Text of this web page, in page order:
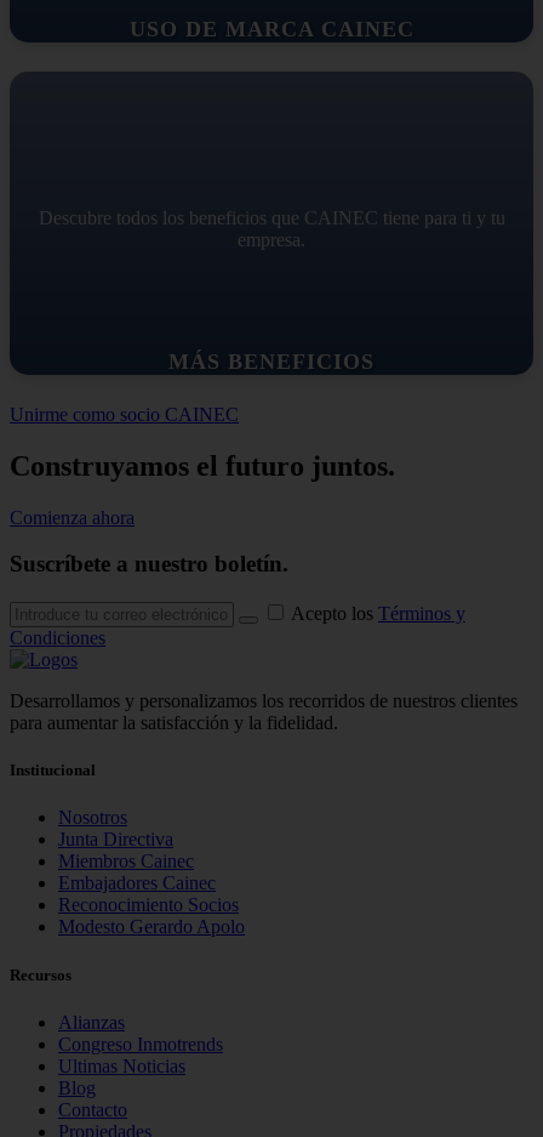
USO DE MARCA CAINEC
MÁS BENEFICIOS
Descubre todos los beneficios que CAINEC tiene para ti y tu
empresa.
Unirme como socio CAINEC
Construyamos el futuro juntos.
Comienza ahora
Suscríbete a nuestro boletín.
Acepto los Términos y
Condiciones
Desarrollamos y personalizamos los recorridos de nuestros clientes
para aumentar la satisfacción y la fidelidad.
Institucional
Nosotros
Junta Directiva
Miembros Cainec
Embajadores Cainec
Reconocimiento Socios
Modesto Gerardo Apolo
Recursos
Alianzas
Congreso Inmotrends
Ultimas Noticias
Blog
Contacto
Propiedades